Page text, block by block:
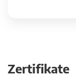
Zertifikate